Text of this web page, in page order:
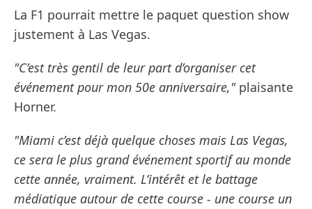
La F1 pourrait mettre le paquet question show
justement à Las Vegas.
"C’est très gentil de leur part d’organiser cet
événement pour mon 50e anniversaire,"plaisante
Horner.
"Miami c’est déjà quelque choses mais Las Vegas,
ce sera le plus grand événement sportif au monde
cette année, vraiment. L’intérêt et le battage
médiatique autour de cette course - une course un